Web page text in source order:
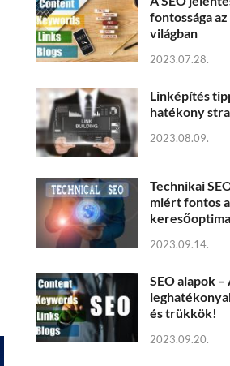
fontossága
világban
2023.07.28.
Linképítés
hatékony
2023.08.09.
Technikai
miért fontos a
2023.09.14.
SEO alapok –
és trükkök!
2023.09.20.